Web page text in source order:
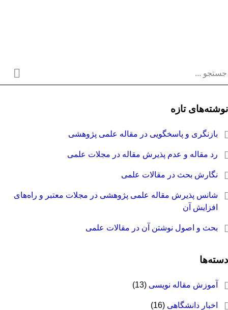
نوشته‌های تازه
بازنگری و پاسخگویی در مقاله علمی پژوهشی
رد مقاله و عدم پذیرش مقاله در مجلات علمی
نگارش بحث در مقالات علمی
شانس پذیرش مقاله علمی پژوهشی در مجلات معتبر و راه‌های
افزایش آن
بحث و اصول نوشتن آن در مقالات علمی
دسته‌ها
آموزش مقاله نویسی (13)
اخبار دانشگاهی (16)